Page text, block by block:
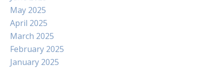
May 2025
April 2025
March 2025
February 2025
January 2025